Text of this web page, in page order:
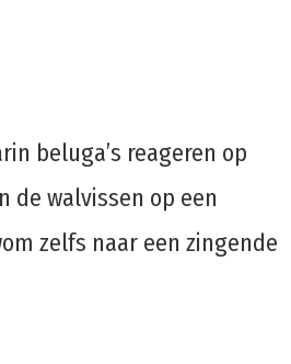
beluga’s reageren op
de walvissen op een
zelfs naar een zingende